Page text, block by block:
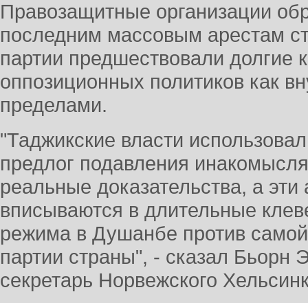
Правозащитные организации
последним массовым арестам
партии предшествовали долгие
оппозиционных политиков как
пределами.
"Таджикские власти
предлог подавления
реальные доказательства, а
вписываются в длительные
режима в Душанбе против
партии страны", - сказал Бьорн
секретарь Норвежского